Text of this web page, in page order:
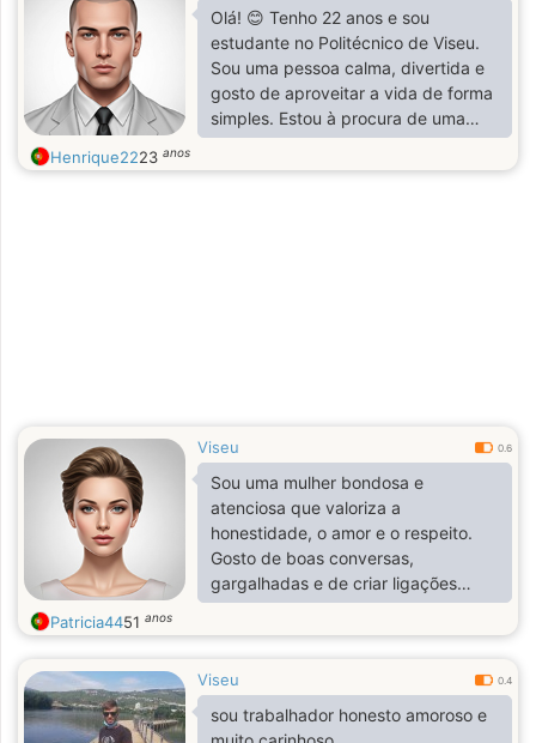
Olá! 😊 Tenho 22 anos e sou
estudante no Politécnico de Viseu.
Sou uma pessoa calma, divertida e
gosto de aproveitar a vida de forma
simples. Estou à procura de uma
namorada com quem possa partilhar
bons momentos, crescer juntos e
Henrique2223 anos
Viseu 0.6
Sou uma mulher bondosa e
atenciosa que valoriza a
honestidade, o amor e o respeito.
Gosto de boas conversas,
gargalhadas e de criar ligações
significativas. A vida é preciosa, por
isso tento vivê-la com positividade e
lealdade, na compreensão e na
construção de algo real com a
pessoa certa.
Patricia4451 anos
Viseu 0.4
sou trabalhador honesto amoroso e